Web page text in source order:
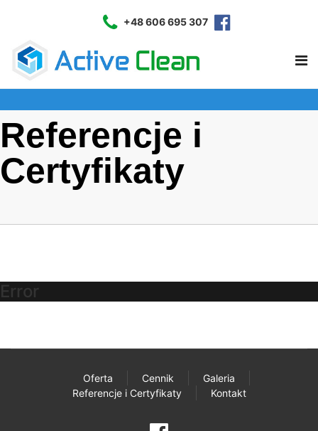
+48 606 695 307
Referencje i
Certyfikaty
Error
Oferta Cennik
Galeria
Referencje i Certyfikaty
Kontakt